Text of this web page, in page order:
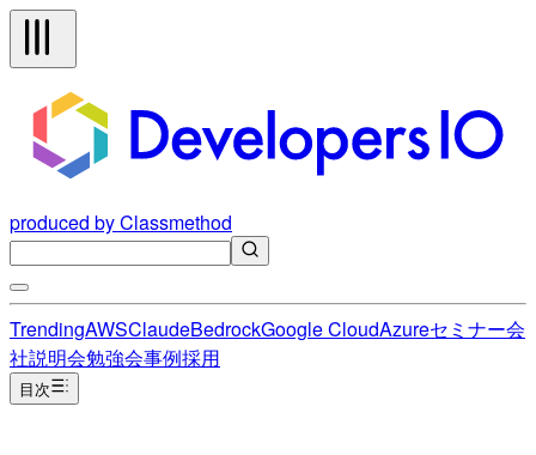
produced by Classmethod
TrendingAWSClaudeBedrockGoogle CloudAzureセミナー会
社説明会勉強会事例採用
目次